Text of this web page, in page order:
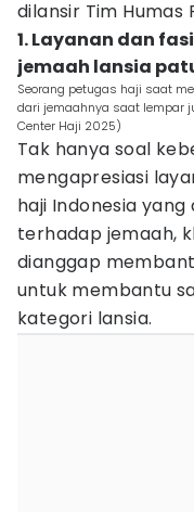
dilansir Tim Humas
1. Layanan dan
jemaah lansia
Seorang petugas haji saat
dari jemaahnya saat lempar
Center Haji 2025)
Tak hanya soal
mengapresiasi
haji Indonesia
terhadap jemaah,
dianggap
untuk membantu
kategori lansia.